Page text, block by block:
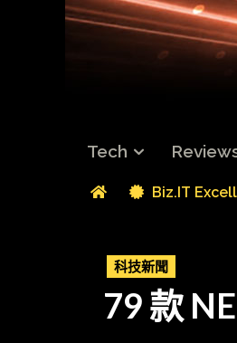
Tech
Biz.IT
科技新聞
79 款